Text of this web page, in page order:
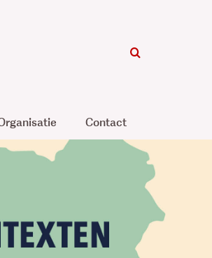
Contact